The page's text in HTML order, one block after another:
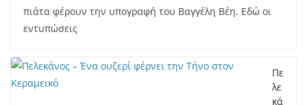
πιάτα φέρουν την υπογραφή του Βαγγέλη Βέη. Εδώ οι
εντυπώσεις
Πε
λε
κά